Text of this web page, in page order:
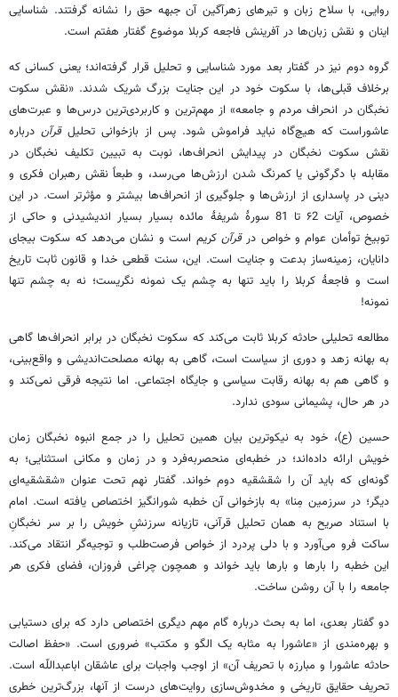
روایی، با سلاح زبان و تیرهای زهرآگین آن جبهه حق را نشانه گرفتند. شناسایی
اینان و نقش زبان‌ها در آفرینش فاجعه کربلا موضوع گفتار هفتم است.
گروه دوم نیز در گفتار بعد مورد شناسایی و تحلیل قرار گرفته‌اند؛ یعنی کسانی که
برخلاف قبلی‌ها، با سکوت خود در این جنایت بزرگ شریک شدند. «نقش سکوت
نخبگان در انحراف مردم و جامعه» از مهم‌ترین و کاربردی‌ترین درس‌ها و عبرت‌های
عاشوراست که هیچ‌گاه نباید فراموش شود. پس از بازخوانی تحلیلقرآن درباره
نقش سکوت نخبگان در پیدایش انحراف‌ها، نوبت به تبیین تکلیف نخبگان در
مقابله با دگرگونی یا کمرنگ شدن ارزش‌ها می‌رسد، و طبعاً نقش رهبران فکری و
دینی در پاسداری از ارزش‌ها و جلوگیری از انحراف‌ها بیشتر و مؤثرتر است. در این
خصوص، آیات ۶2 تا 81 سورۀ شریفۀ مائده بسیار بسیار اندیشیدنی و حاکی از
توبیخ توأمان عوام و خواص درقرآن کریم است و نشان می‌دهد که سکوت بیجای
دانایان، زمینه‌ساز بدعت و جنایت است. این، سنت قطعی خدا و قانون ثابت تاریخ
است و فاجعۀ کربلا را باید تنها به چشم یک نمونه نگریست؛ نه به چشم تنها
نمونه!
مطالعه تحلیلی حادثه کربلا ثابت می‌کند که سکوت نخبگان در برابر انحراف‌ها گاهی
به بهانه زهد و دوری از سیاست است، گاهی به بهانه مصلحت‌اندیشی و واقع‌بینی،
و گاهی هم به بهانه رقابت سیاسی و جایگاه اجتماعی. اما نتیجه فرقی نمی‌کند و
در هر حال، پشیمانی سودی ندارد.
حسین (ع)، خود به نیکوترین بیان همین تحلیل را در جمع انبوه نخبگان زمان
خویش ارائه داده‌اند؛ در خطبه‌ای منحصربه‌فرد و در زمان و مکانی استثنایی؛ به
گونه‌ای که باید آن را شقشقیه دوم خواند. گفتار نهم تحت عنوان «شقشقیه‌ای
دیگر؛ در سرزمین مِنا» به بازخوانی آن خطبه شورانگیز اختصاص یافته است. امام
با استناد صریح به همان تحلیل قرآنی، تازیانه سرزنشِ خویش را بر سر نخبگانِ
ساکت فرو می‌آورد و با دلی پردرد از خواص فرصت‌طلب و توجیه‌گر انتقاد می‌کند.
این خطبه را بارها و بارها باید خواند و همچون چراغی فروزان، فضای فکری هر
جامعه را با آن روشن ساخت.
دو گفتار بعدی، اما به بحث درباره گام مهم دیگری اختصاص دارد که برای دستیابی
و بهره‌مندی از «عاشورا به مثابه یک الگو و مکتب» ضروری است. «حفظ اصالت
حادثه عاشورا و مبارزه با تحریف آن» از اوجب واجبات برای عاشقان اباعبداللّه است.
تحریف حقایق تاریخی و مخدوش‌سازی روایت‌های درست از آنها، بزرگ‌ترین خطری